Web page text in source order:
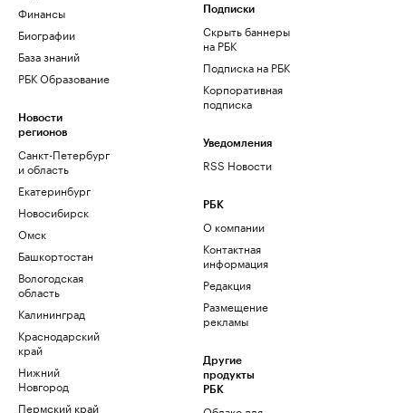
Финансы
Биографии
База знаний
РБК Образование
Новости
регионов
Санкт-Петербург
и область
Екатеринбург
Новосибирск
Омск
Башкортостан
Вологодская
область
Калининград
Краснодарский
край
Нижний
Новгород
Пермский край
Подписки
Скрыть баннеры
на РБК
Подписка на РБК
Корпоративная
подписка
Уведомления
RSS Новости
РБК
О компании
Контактная
информация
Редакция
Размещение
рекламы
Другие
продукты
РБК